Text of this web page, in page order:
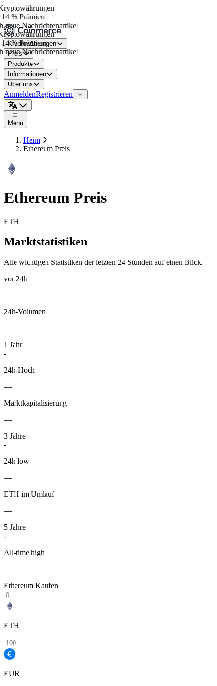
% Prämien
Nachrichtenartikel
% Prämien
Nachrichtenartikel
Kryptowährungen
Preis
Produkte
Informationen
Über uns
AnmeldenRegistrieren
Menü
Heim
Ethereum Preis
Ethereum Preis
ETH
Marktstatistiken
Alle wichtigen Statistiken der letzten 24 Stunden auf einen Blick.
vor 24h
—
24h-Volumen
—
1 Jahr
-
24h-Hoch
—
Marktkapitalisierung
—
3 Jahre
-
24h low
—
ETH im Umlauf
—
5 Jahre
-
All-time high
—
Ethereum Kaufen
ETH
EUR